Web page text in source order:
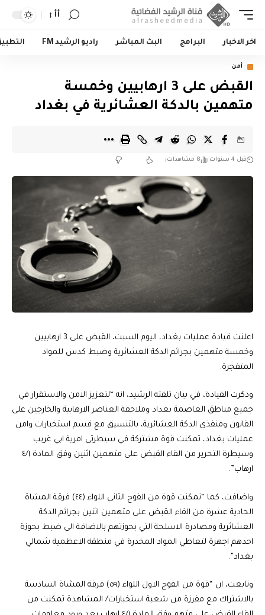
أأ
اخر الاخبار البرامج البث المباشر راديو الرشيد FM
أمن
القبض على 3 ارهابيين وخمسة
متهمين بالدكة العشائرية في بغداد
قبل 4 سنوات 8 مشاهدات
اعلنت قيادة عمليات بغداد، اليوم السبت، القبض على 3 ارهابيين
وخمسة متهمين بجرائم الدكة العشائرية وضبط كدس للمواد
المتفجرة.
وذكرت القيادة، في بيان تلقته الرشيد، انه “لتعزيز الامن والاستقرار في
جميع مناطق العاصمة بغداد وملاحقة العناصر الارهابية والخارجين على
القانون ومنفذي الدكة العشائرية، بالتنسيق مع قسم استخبارات وامن
عمليات بغداد، تمكنت قوة مشتركة في سيطرتي امرية ابي غريب
وسيطرة التحرير من القاء القبض على متهمين اثنين وفق المادة ٤/١
ارهاب”.
واضافت، كما “تمكنت قوة من الفوج الثاني اللواء (٤٤) فرقة المشاة
الحادية عشرة من القاء القبض على متهمين اثنين بجرائم الدكة
العشائرية ومصادرة الاسلحة التي بحوزتهم بالاضافة الى ضبط بحوزة
احدهم اجهزة لتعاطي المواد المخدرة في منطقة الاعظمية شمالي
بغداد”.
وتابعت، ان “قوة من الفوج الاول اللواء (٥٩) فرقة المشاة السادسة
بالاشتراك مع مفرزة من شعبة استخبارات/ المشاهدة تمكنت من